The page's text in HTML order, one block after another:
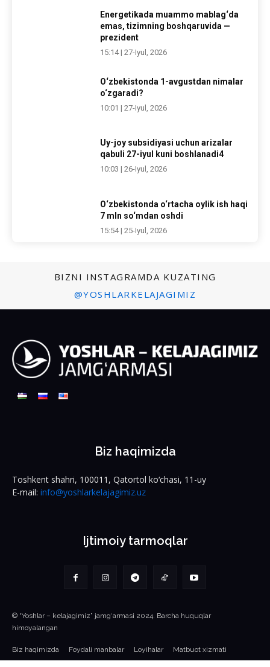
Energetikada muammo mablag‘da
emas, tizimning boshqaruvida —
prezident
15:14 | 27-Iyul, 2026
O‘zbekistonda 1-avgustdan nimalar
o‘zgaradi?
10:01 | 27-Iyul, 2026
Uy-joy subsidiyasi uchun arizalar
qabuli 27-iyul kuni boshlanadi4
10:03 | 26-Iyul, 2026
O‘zbekistonda o‘rtacha oylik ish haqi
7 mln so‘mdan oshdi
15:54 | 25-Iyul, 2026
BIZNI INSTAGRAMDA KUZATING
@YOSHLARKELAJAGIMIZ
Biz haqimizda
Toshkent shahri, 100011, Qatortol ko‘chasi, 11-uy
E-mail: info@yoshlarkelajagimiz.uz
Ijtimoiy tarmoqlar
© “Yoshlar – kelajagimiz” jamg‘armasi 2024. Barcha huquqlar
himoyalangan
Biz haqimizda Foydali manbalar Loyihalar Matbuot xizmati